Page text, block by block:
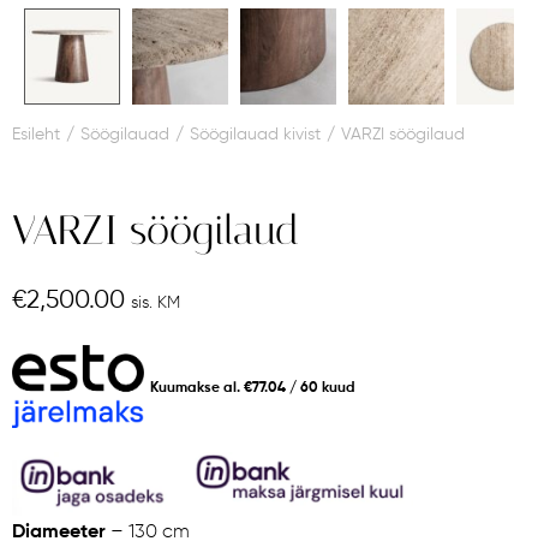
Esileht / Söögilauad / Söögilauad kivist / VARZI söögilaud
VARZI söögilaud
€2,500.00 sis. KM
Kuumakse al. €77.04 / 60 kuud
Diameeter – 130 cm